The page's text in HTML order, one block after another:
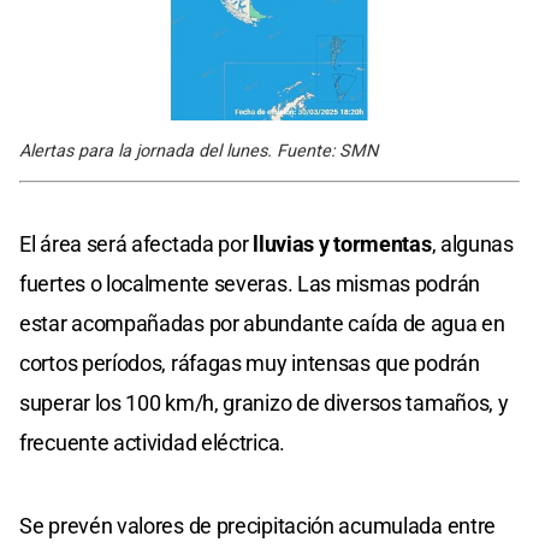
Alertas para la jornada del lunes. Fuente: SMN
El área será afectada porlluvias y tormentas, algunas
fuertes o localmente severas. Las mismas podrán
estar acompañadas por abundante caída de agua en
cortos períodos, ráfagas muy intensas que podrán
superar los 100 km/h, granizo de diversos tamaños, y
frecuente actividad eléctrica.
Se prevén valores de precipitación acumulada entre